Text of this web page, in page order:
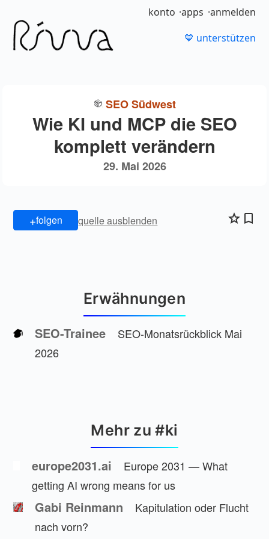
konto apps anmelden
💙 unterstützen
SEO Südwest
Wie KI und MCP die SEO
komplett verändern
29. Mai 2026
+folgen quelle ausblenden
Erwähnungen
SEO-Trainee
SEO-Monatsrückblick Mai
2026
Mehr zu #ki
europe2031.ai
Europe 2031 — What
getting AI wrong means for us
Gabi Reinmann
Kapitulation oder Flucht
nach vorn?